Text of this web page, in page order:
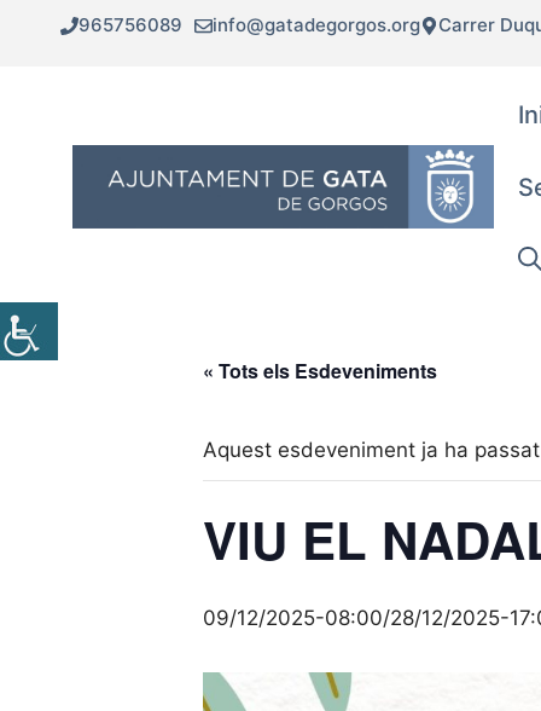
965756089 info@gatadegorgos.org Carrer
« Tots els Esdeveniments
Aquest esdeveniment ja ha
VIU EL
09/12/2025-08:00/28/12/2025-